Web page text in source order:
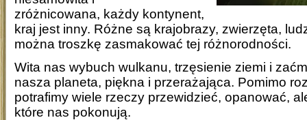
zróżnicowana, każdy kontynent,
kraj jest inny. Różne są krajobrazy, zwierzęta,
można troszkę zasmakować tej różnorodności.
Wita nas wybuch wulkanu, trzęsienie ziemi i
nasza planeta, piękna i przerażająca. Pomimo
potrafimy wiele rzeczy przewidzieć, opanować,
które nas pokonują.